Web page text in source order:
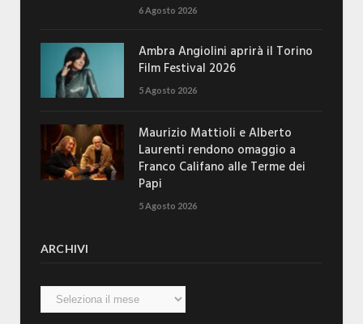
6 Agosto 2026
Ambra Angiolini aprirà il Torino
Film Festival 2026
5 Agosto 2026
Maurizio Mattioli e Alberto
Laurenti rendono omaggio a
Franco Califano alle Terme dei
Papi
5 Agosto 2026
ARCHIVI
Archivi